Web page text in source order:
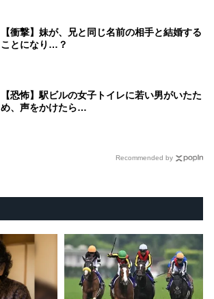
【衝撃】妹が、兄と同じ名前の相手と結婚する
ことになり…？
【恐怖】駅ビルの女子トイレに若い男がいたた
め、声をかけたら…
Recommended by